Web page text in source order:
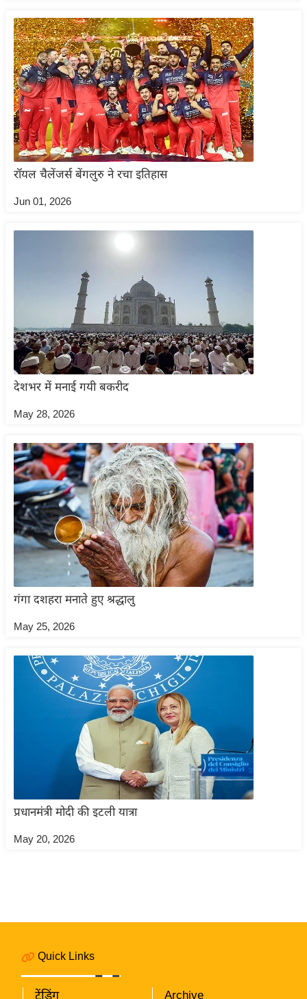
ति
वि
श्ले
ष
ण
स
म
सा
म
यि
मा
भ
ए
म
.
र
आ
ई
.
चा
य
प
र
मी
र्म
मा
ध
त्यो
रॉयल चैलेंजर्स बेंगलुरु ने रचा इतिहास
Jun 01, 2026
देशभर में मनाई गयी बकरीद
May 28, 2026
गंगा दशहरा मनाते हुए श्रद्धालु
May 25, 2026
प्रधानमंत्री मोदी की इटली यात्रा
May 20, 2026
Quick Links
ट्रेंडिंग Archive